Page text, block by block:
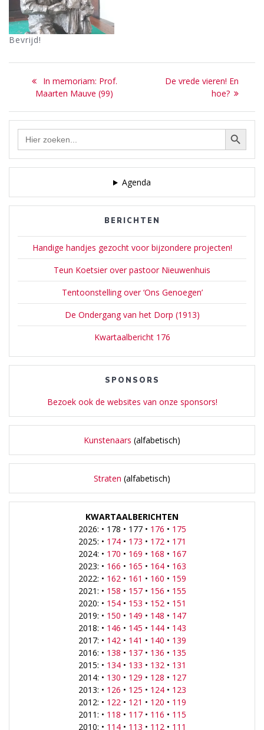
Bevrijd!
Bericht
navigatie
Previous
post:
In memoriam: Prof.
Maarten Mauve (99)
Next
De vrede vieren! En
hoe?
Zoek Zoekknop
Agenda
BERICHTEN
Handige handjes gezocht voor bijzondere projecten!
Teun Koetsier over pastoor Nieuwenhuis
Tentoonstelling over ‘Ons Genoegen’
De Ondergang van het Dorp (1913)
Kwartaalbericht 176
SPONSORS
Bezoek ook de websites van onze sponsors!
Kunstenaars (alfabetisch)
Straten (alfabetisch)
KWARTAALBERICHTEN
2026: • 178 • 177 • 176 • 175
2025: • 174• 173 • 172• 171
2024: • 170 • 169 • 168 • 167
2023: • 166 • 165 • 164• 163
2022: • 162• 161 • 160 • 159
2021: • 158 • 157• 156 • 155
2020: • 154• 153 • 152• 151
2019: • 150 • 149 • 148 • 147
2018: • 146 • 145 • 144• 143
2017: • 142• 141 • 140 • 139
2016: • 138 • 137• 136 • 135
2015: • 134• 133 • 132• 131
2014: • 130 • 129 • 128 • 127
2013: • 126 • 125 • 124• 123
2012: • 122• 121 • 120 • 119
2011: • 118 • 117• 116 • 115
2010: • 114• 113 • 112• 111